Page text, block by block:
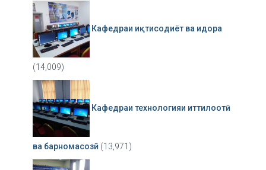
Кафедраи иқтисодиёт ва идора
(14,009)
Кафедраи технологияи иттилоотӣ
ва барномасозӣ (13,971)